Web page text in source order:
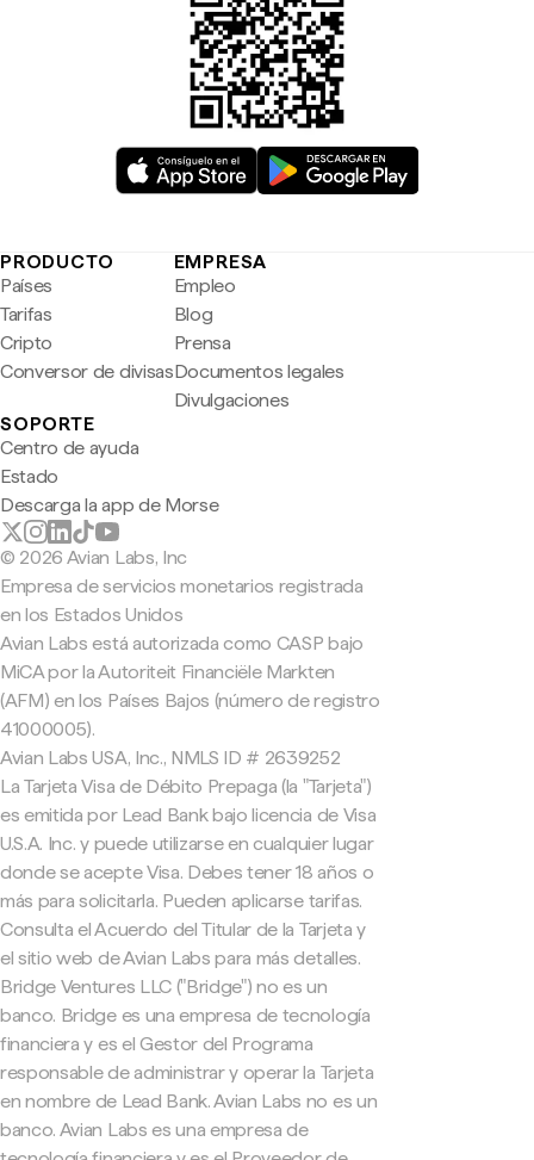
PRODUCTO
Países
Tarifas
Cripto
Conversor de divisas
EMPRESA
Empleo
Blog
Prensa
Documentos legales
Divulgaciones
SOPORTE
Centro de ayuda
Estado
Descarga la app de Morse
© 2026 Avian Labs, Inc
Empresa de servicios monetarios registrada
en los Estados Unidos
Avian Labs está autorizada como CASP bajo
MiCA por la Autoriteit Financiële Markten
(AFM) en los Países Bajos (número de registro
41000005).
Avian Labs USA, Inc., NMLS ID # 2639252
La Tarjeta Visa de Débito Prepaga (la "Tarjeta")
es emitida por Lead Bank bajo licencia de Visa
U.S.A. Inc. y puede utilizarse en cualquier lugar
donde se acepte Visa. Debes tener 18 años o
más para solicitarla. Pueden aplicarse tarifas.
Consulta el Acuerdo del Titular de la Tarjeta y
el sitio web de Avian Labs para más detalles.
Bridge Ventures LLC ("Bridge") no es un
banco. Bridge es una empresa de tecnología
financiera y es el Gestor del Programa
responsable de administrar y operar la Tarjeta
en nombre de Lead Bank. Avian Labs no es un
banco. Avian Labs es una empresa de